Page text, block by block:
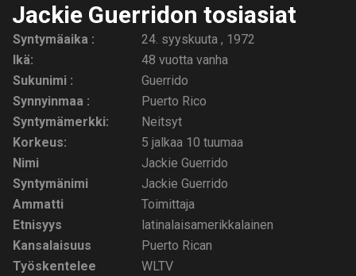
Jackie Guerridon tosiasiat
Syntymäaika :
24. syyskuuta , 1972
Ikä:
48 vuotta vanha
Sukunimi :
Guerrido
Synnyinmaa :
Puerto Rico
Syntymämerkki:
Neitsyt
Korkeus:
5 jalkaa 10 tuumaa
Nimi
Jackie Guerrido
Syntymänimi
Jackie Guerrido
Ammatti
Toimittaja
Etnisyys
latinalaisamerikkalainen
Kansalaisuus
Puerto Rican
Työskentelee
WLTV